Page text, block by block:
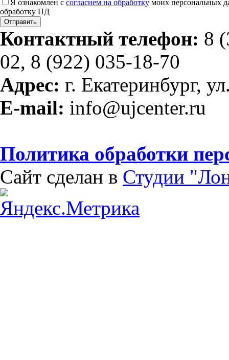
Я ознакомлен с согласием на обработку моих персональных
обработку ПД
Контактный телефон: 8
02, 8 (922) 035-18-70
Адрес: г. Екатеринбург,
E-mail: info@ujcenter.ru
Политика обработки
Сайт сделан в Студии